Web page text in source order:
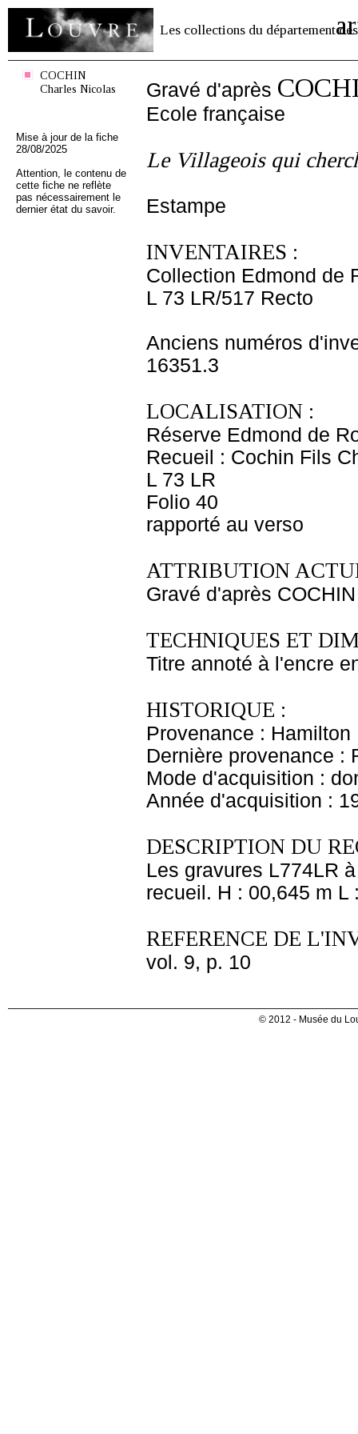
Les collections du département des
COCHIN
Charles Nicolas
Mise à jour de la fiche
28/08/2025
Attention, le contenu de
cette fiche ne reflète
pas nécessairement le
dernier état du savoir.
Gravé d'après
Ecole française
Le Villageois qui
Estampe
INVENTAIRES :
Collection Edmond de
L 73 LR/517 Recto
Anciens numéros
16351.3
LOCALISATION :
Réserve Edmond de
Recueil : Cochin Fils
L 73 LR
Folio 40
rapporté au verso
ATTRIBUTION
Gravé d'après
TECHNIQUES ET
Titre annoté à l'encre
HISTORIQUE :
Provenance : Hamilton
Dernière provenance :
Mode d'acquisition :
Année d'acquisition :
DESCRIPTION DU
Les gravures L774LR
recueil. H : 00,645 m L
REFERENCE DE
vol. 9, p. 10
© 2012 - Musée du